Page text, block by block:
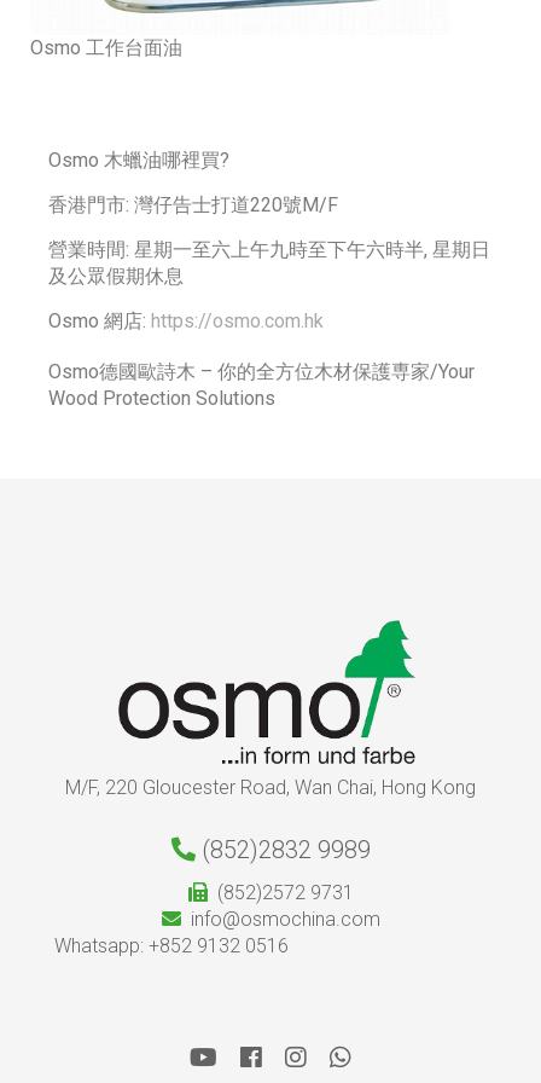
Osmo 工作台面油
Osmo 木蠟油哪裡買?
香港門市: 灣仔告士打道220號M/F
營業時間: 星期一至六上午九時至下午六時半, 星期日
及公眾假期休息
Osmo 網店: https://osmo.com.hk
Osmo德國歐詩木 – 你的全方位木材保護専家/Your
Wood Protection Solutions
M/F, 220 Gloucester Road, Wan Chai, Hong Kong
(852)2832 9989
(852)2572 9731
info@osmochina.com
Whatsapp: +852 9132 0516